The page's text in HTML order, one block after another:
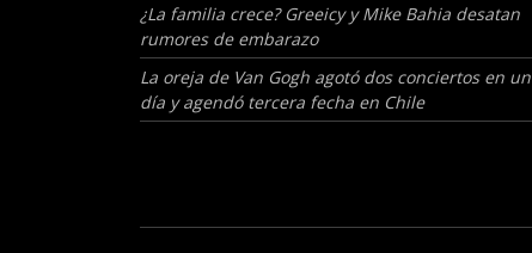
¿La familia crece? Greeicy y Mike Bahia desatan
rumores de embarazo
La oreja de Van Gogh agotó dos conciertos en un
día y agendó tercera fecha en Chile